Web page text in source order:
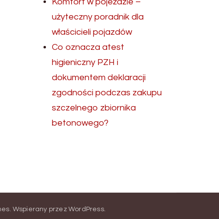
użyteczny poradnik dla
właścicieli pojazdów
Co oznacza atest
higieniczny PZH i
dokumentem deklaracji
zgodności podczas zakupu
szczelnego zbiornika
betonowego?
. Wspierany przezWordPress.